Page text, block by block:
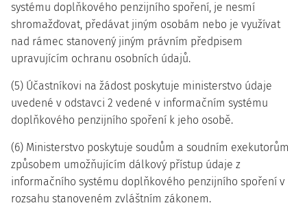
systému doplňkového penzijního spoření, je nesmí
shromažďovat, předávat jiným osobám nebo je využívat
nad rámec stanovený jiným právním předpisem
upravujícím ochranu osobních údajů.
(5) Účastníkovi na žádost poskytuje ministerstvo údaje
uvedené v odstavci 2 vedené v informačním systému
doplňkového penzijního spoření k jeho osobě.
(6) Ministerstvo poskytuje soudům a soudním exekutorům
způsobem umožňujícím dálkový přístup údaje z
informačního systému doplňkového penzijního spoření v
rozsahu stanoveném zvláštním zákonem.